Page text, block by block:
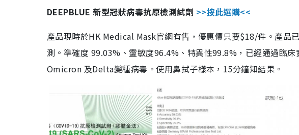
DEEPBLUE 新型冠狀病毒抗原檢測試劑 >>按此選購<<
產品現時於HK Medical Mask官網有售，優惠價只要$18/件。產品
測。準確度 99.03%、靈敏度96.4%、特異性99.8%，已經通過臨
Omicron 及Delta變種病毒。使用鼻拭子樣本，15分鐘知結果。